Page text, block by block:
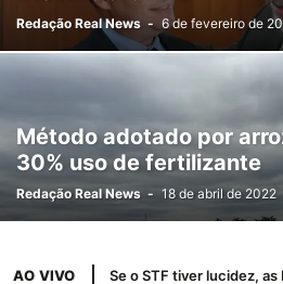
SOBRADINHO TIRADENTES DO SUL
Redação Real News - 6 de fevereiro de
Método adotado por
30% uso de fertilizante
Redação Real News - 18 de abril de 2022
AO VIVO